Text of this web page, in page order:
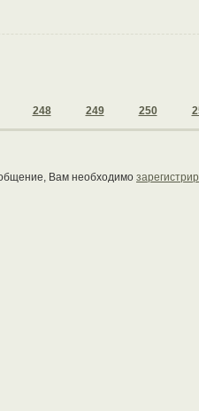
248 249 250
Вам необходимо